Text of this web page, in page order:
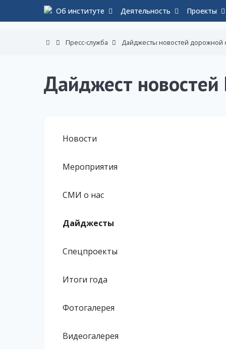
Об институте Деятельность Проекты
Пресс-служба Дайджесты новостей дорожной
Дайджест
Новости
Мероприятия
СМИ о нас
Дайджесты
Спецпроекты
Итоги года
Фотогалерея
Видеогалерея